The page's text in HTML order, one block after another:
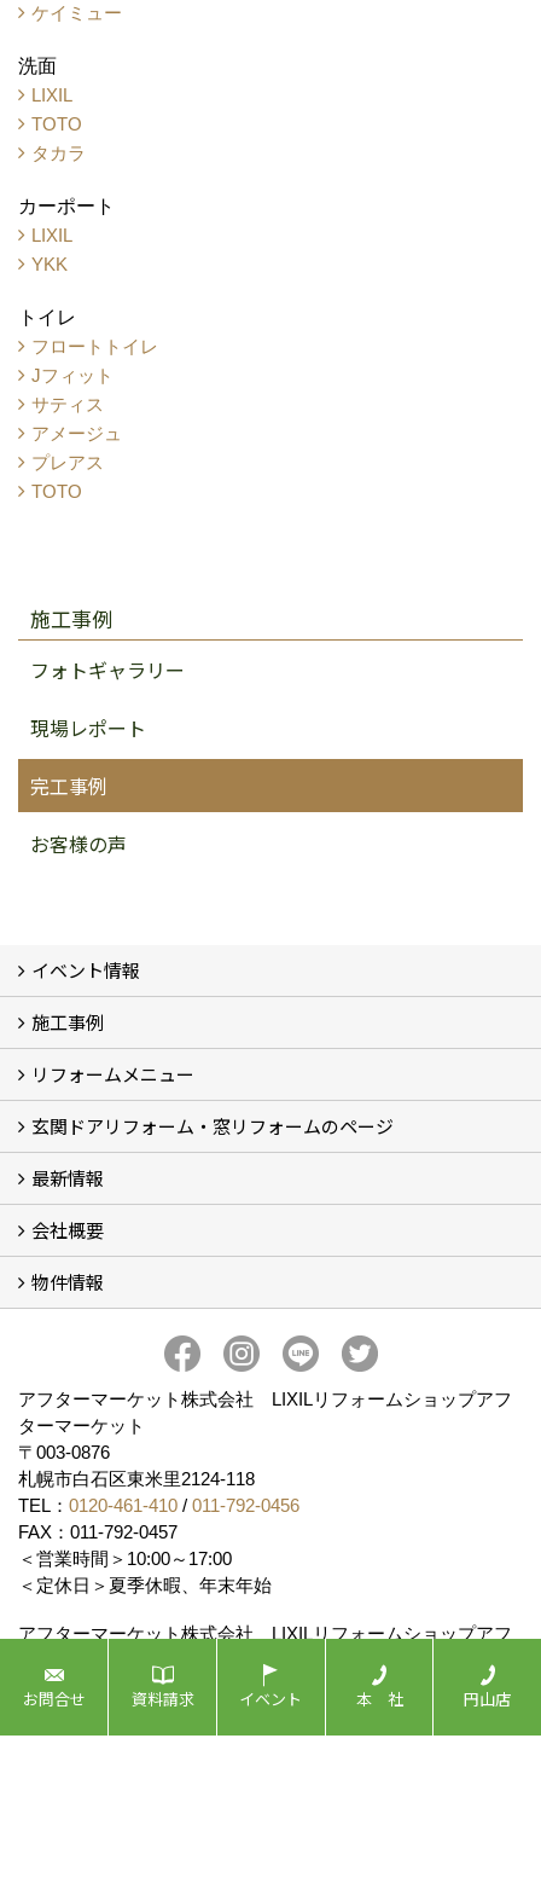
ケイミュー
洗面
LIXIL
TOTO
タカラ
カーポート
LIXIL
YKK
トイレ
フロートトイレ
Jフィット
サティス
アメージュ
プレアス
TOTO
施工事例
フォトギャラリー
現場レポート
完工事例
お客様の声
イベント情報
イベント予告
イベント報告
施工事例
フォトギャラリー
BeforeAfter (29)
お客様の声
リフォームメニュー
リフォームの流れ
窓リフォーム (3)
玄関ドアリフォーム (2)
キッチンリフォーム (4)
浴室リフォーム (3)
トイレリフォーム (5)
洗面リフォーム (2)
マンションリフォーム (3)
収納リフォーム
カーポート工事
風除室工事
ウッドデッキ・タイルデッキ工事
エクステリア工事 (2)
内装リフォーム
雨樋設置・修繕
外壁張替・塗装 (2)
エアコン取付工事
玄関ドアリフォーム・窓リフォームのページ
玄関ドアリフォーム
内窓交換・外窓交換・ガラス交換 (18)
最新情報
補助金情報
各種キャンペーン (2)
会社概要
会社概要
コンセプト
アクセス
スタッフ紹介
スタッフブログ
プライバシーポリシー
アフターメンテナンス
お客様サポート
事業紹介
物件情報
アフターマーケット株式会社 LIXILリフォームショップアフ
ターマーケット
〒003-0876
札幌市白石区東米里2124-118
TEL： 0120-461-410 / 011-792-0456
FAX：011-792-0457
＜営業時間＞10:00～17:00
＜定休日＞夏季休暇、年末年始
アフターマーケット株式会社 LIXILリフォームショップアフ
〒064-0953
札幌市中央区宮の森3条10丁目3-3 宮の森ステータスビル
2F
地図
お問合せ 資料請求 イベント 本 社 円山店